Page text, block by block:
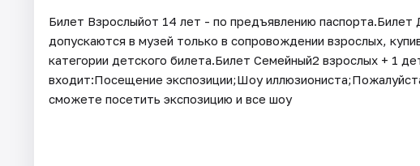
Билет Взрослыйот 14 лет - по предъявлению
допускаются в музей только в сопровождении взрослых,
категории детского билета.Билет Семейный2 взрослых + 1
входит:Посещение экспозиции;Шоу
сможете посетить экспозицию и все шоу